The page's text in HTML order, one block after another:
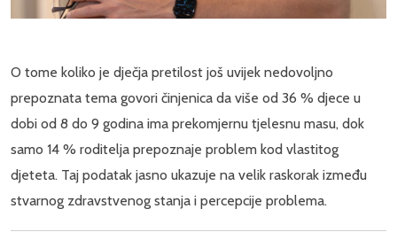
O tome koliko je dječja pretilost još uvijek nedovoljno
prepoznata tema govori činjenica da više od 36 % djece u
dobi od 8 do 9 godina ima prekomjernu tjelesnu masu, dok
samo 14 % roditelja prepoznaje problem kod vlastitog
djeteta. Taj podatak jasno ukazuje na velik raskorak između
stvarnog zdravstvenog stanja i percepcije problema.